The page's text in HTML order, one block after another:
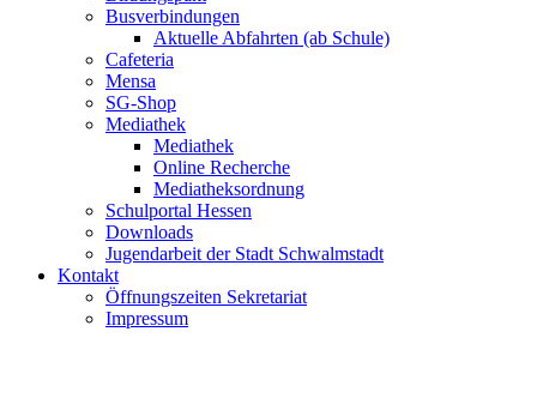
Busverbindungen
Aktuelle Abfahrten (ab Schule)
Cafeteria
Mensa
SG-Shop
Mediathek
Mediathek
Online Recherche
Mediatheksordnung
Schulportal Hessen
Downloads
Jugendarbeit der Stadt Schwalmstadt
Kontakt
Öffnungszeiten Sekretariat
Impressum